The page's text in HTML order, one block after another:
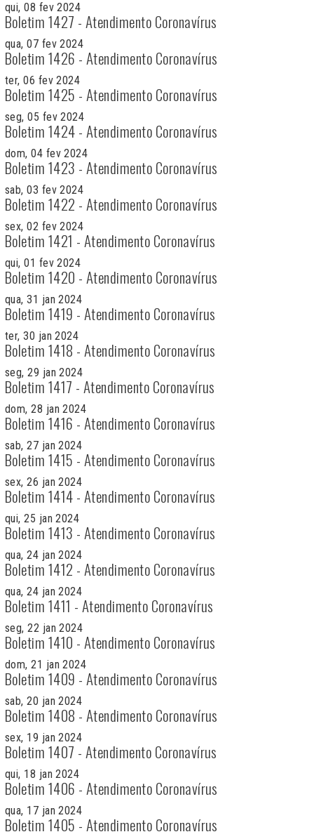
qui, 08 fev 2024
Boletim 1427 - Atendimento Coronavírus
qua, 07 fev 2024
Boletim 1426 - Atendimento Coronavírus
ter, 06 fev 2024
Boletim 1425 - Atendimento Coronavírus
seg, 05 fev 2024
Boletim 1424 - Atendimento Coronavírus
dom, 04 fev 2024
Boletim 1423 - Atendimento Coronavírus
sab, 03 fev 2024
Boletim 1422 - Atendimento Coronavírus
sex, 02 fev 2024
Boletim 1421 - Atendimento Coronavírus
qui, 01 fev 2024
Boletim 1420 - Atendimento Coronavírus
qua, 31 jan 2024
Boletim 1419 - Atendimento Coronavírus
ter, 30 jan 2024
Boletim 1418 - Atendimento Coronavírus
seg, 29 jan 2024
Boletim 1417 - Atendimento Coronavírus
dom, 28 jan 2024
Boletim 1416 - Atendimento Coronavírus
sab, 27 jan 2024
Boletim 1415 - Atendimento Coronavírus
sex, 26 jan 2024
Boletim 1414 - Atendimento Coronavírus
qui, 25 jan 2024
Boletim 1413 - Atendimento Coronavírus
qua, 24 jan 2024
Boletim 1412 - Atendimento Coronavírus
qua, 24 jan 2024
Boletim 1411 - Atendimento Coronavírus
seg, 22 jan 2024
Boletim 1410 - Atendimento Coronavírus
dom, 21 jan 2024
Boletim 1409 - Atendimento Coronavírus
sab, 20 jan 2024
Boletim 1408 - Atendimento Coronavírus
sex, 19 jan 2024
Boletim 1407 - Atendimento Coronavírus
qui, 18 jan 2024
Boletim 1406 - Atendimento Coronavírus
qua, 17 jan 2024
Boletim 1405 - Atendimento Coronavírus